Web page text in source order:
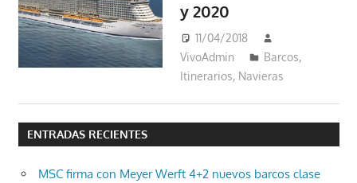
vivo,
los
cuento
y 2020
11/04/2018
VivoAdmin
Barcos,
Itinerarios, Navieras
ENTRADAS RECIENTES
MSC firma con Meyer Werft 4+2 nuevos barcos clase